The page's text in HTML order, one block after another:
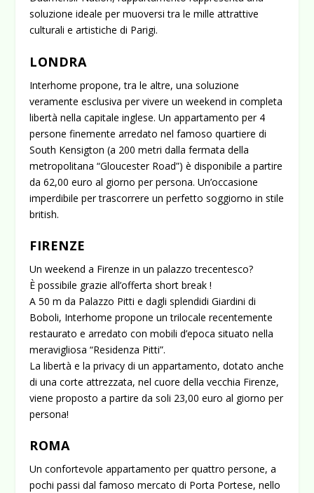
soluzione ideale per muoversi tra le mille attrattive
culturali e artistiche di Parigi.
LONDRA
Interhome propone, tra le altre, una soluzione
veramente esclusiva per vivere un weekend in completa
libertà nella capitale inglese. Un appartamento per 4
persone finemente arredato nel famoso quartiere di
South Kensigton (a 200 metri dalla fermata della
metropolitana “Gloucester Road”) è disponibile a partire
da 62,00 euro al giorno per persona. Un’occasione
imperdibile per trascorrere un perfetto soggiorno in stile
british.
FIRENZE
Un weekend a Firenze in un palazzo trecentesco?
È possibile grazie all’offerta short break !
A 50 m da Palazzo Pitti e dagli splendidi Giardini di
Boboli, Interhome propone un trilocale recentemente
restaurato e arredato con mobili d’epoca situato nella
meravigliosa “Residenza Pitti”.
La libertà e la privacy di un appartamento, dotato anche
di una corte attrezzata, nel cuore della vecchia Firenze,
viene proposto a partire da soli 23,00 euro al giorno per
persona!
ROMA
Un confortevole appartamento per quattro persone, a
pochi passi dal famoso mercato di Porta Portese, nello